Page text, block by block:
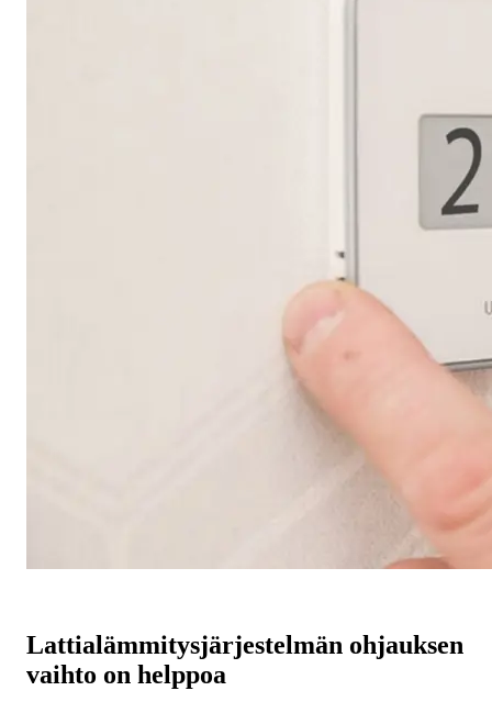
Lattialämmitysjärjestelmän ohjauksen
vaihto on helppoa